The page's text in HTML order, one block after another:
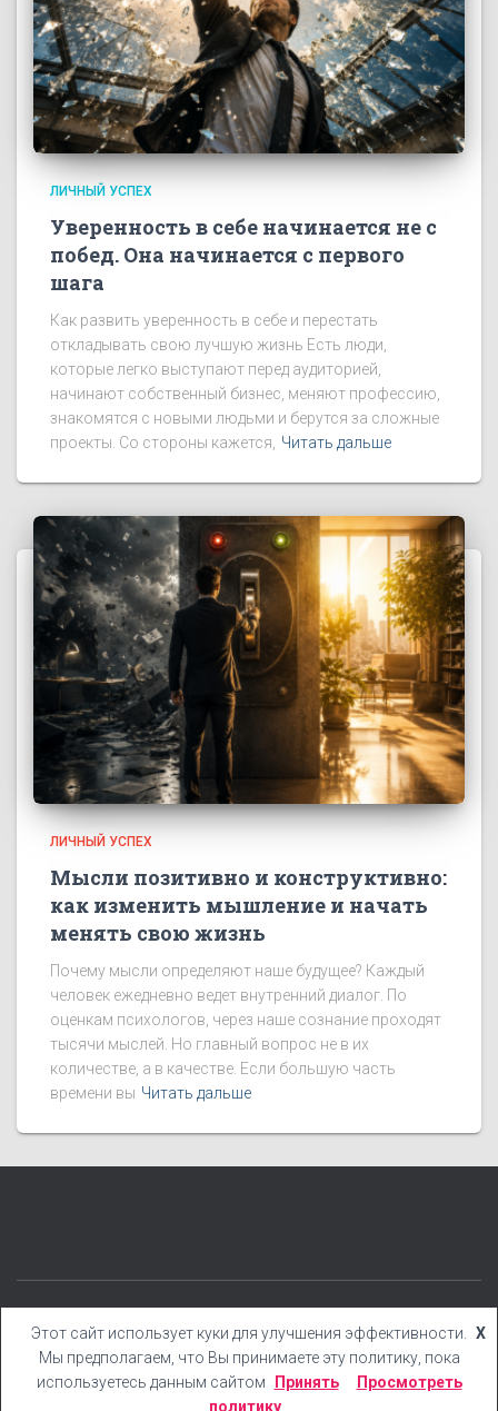
ЛИЧНЫЙ УСПЕХ
Уверенность в себе начинается не с
побед. Она начинается с первого
шага
Как развить уверенность в себе и перестать
откладывать свою лучшую жизнь Есть люди,
которые легко выступают перед аудиторией,
начинают собственный бизнес, меняют профессию,
знакомятся с новыми людьми и берутся за сложные
проекты. Со стороны кажется, Читать дальше
ЛИЧНЫЙ УСПЕХ
Мысли позитивно и конструктивно:
как изменить мышление и начать
менять свою жизнь
Почему мысли определяют наше будущее? Каждый
человек ежедневно ведет внутренний диалог. По
оценкам психологов, через наше сознание проходят
тысячи мыслей. Но главный вопрос не в их
количестве, а в качестве. Если большую часть
времени вы Читать дальше
КАТЕГОРИИ БЛОГ БОНУСЫ КНИГИ YOUTUBE
Hestia | РазработаноThemeIsle
Этот сайт использует куки для улучшения эффективности.
Мы предполагаем, что Вы принимаете эту политику, пока
используетесь данным сайтом
X
Принять
Просмотреть
политику